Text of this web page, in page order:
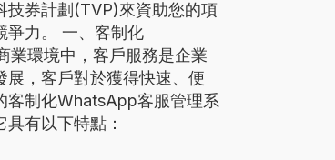
技券計劃(TVP)來資助您的項
爭力。 一、客制化
業環境中，客戶服務是企業
展，客戶對於獲得快速、便
客制化WhatsApp客服管理系
有以下特點：